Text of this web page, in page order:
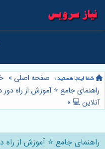
صفحه اصلی »
راهنمای جامع ⭐️ آموزش از راه
آنلاین 💻 »
راهنمای جامع ⭐️ آموزش از